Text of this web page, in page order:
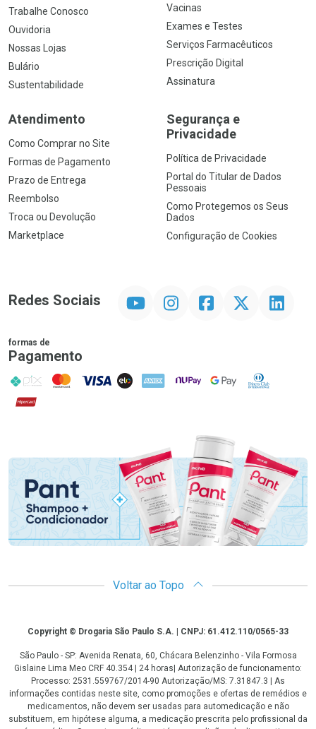
Trabalhe Conosco
Ouvidoria
Nossas Lojas
Bulário
Sustentabilidade
Vacinas
Exames e Testes
Serviços Farmacêuticos
Prescrição Digital
Assinatura
Atendimento
Como Comprar no Site
Formas de Pagamento
Prazo de Entrega
Reembolso
Troca ou Devolução
Marketplace
Segurança e
Privacidade
Política de Privacidade
Portal do Titular de Dados
Pessoais
Como Protegemos os Seus
Dados
Configuração de Cookies
Redes Sociais InstagramFacebookTwitter Linkedin
formas de
Pagamento
PIX MasterCard
VISA ELO AMEX NuPay Google PayDiners Club
Hipercard
Promoção em Destaque
Voltar ao Topo
CopyrightCopyright © Drogaria São Paulo S.A. | CNPJ: 61.412.110/0565-33
São Paulo - SP: Avenida Renata, 60, Chácara Belenzinho - Vila Formosa
Gislaine Lima Meo CRF 40.354 | 24 horas| Autorização de funcionamento:
Processo: 2531.559767/2014-90 Autorização/MS: 7.31847.3 | As
informações contidas neste site, como promoções e ofertas de remédios e
medicamentos, não devem ser usadas para automedicação e não
substituem, em hipótese alguma, a medicação prescrita pelo profissional da